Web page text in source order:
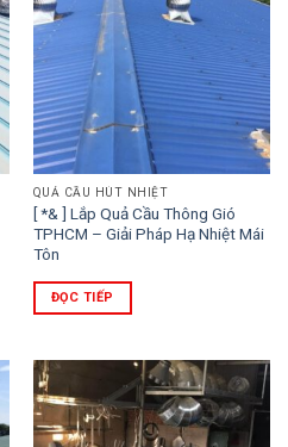
QUẢ CẦU HÚT NHIỆT
[ *& ] Lắp Quả Cầu Thông Gió
TPHCM – Giải Pháp Hạ Nhiệt Mái
Tôn
ĐỌC TIẾP